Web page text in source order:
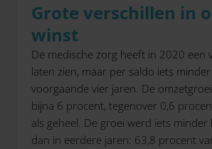
Grote verschillen in
winst
De medische zorg heeft in 2020 een
laten zien, maar per saldo iets
voorgaande vier jaren. De
bijna 6 procent, tegenover 0,6
als geheel. De groei werd iets
dan in eerdere jaren: 63,8 procent